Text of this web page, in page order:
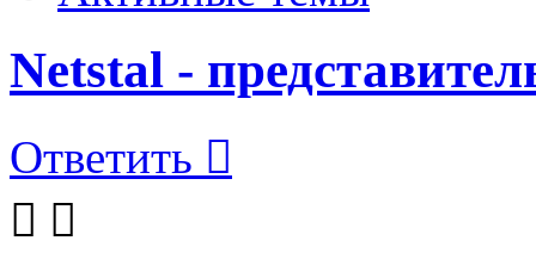
Netstal -
Ответить